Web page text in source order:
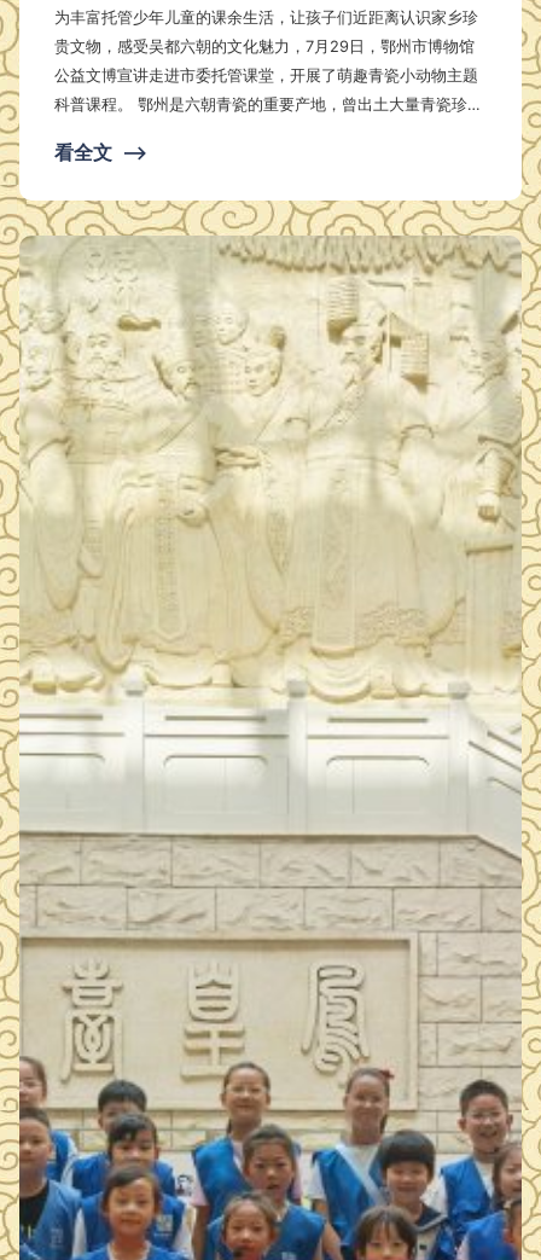
为丰富托管少年儿童的课余生活，让孩子们近距离认识家乡珍
贵文物，感受吴都六朝的文化魅力，7月29日，鄂州市博物馆
公益文博宣讲走进市委托管课堂，开展了萌趣青瓷小动物主题
科普课程。 鄂州是六朝青瓷的重要产地，曾出土大量青瓷珍品
十足的青瓷蛙、小狗、小鸡、走兽摆件呈现在孩子们眼前。这
园生活。 当时鄂州本地农耕生产兴盛，家禽家畜十分常见，工
匠便把生活中熟悉的生灵烧制进瓷器。其中以…
看全文 ⟶